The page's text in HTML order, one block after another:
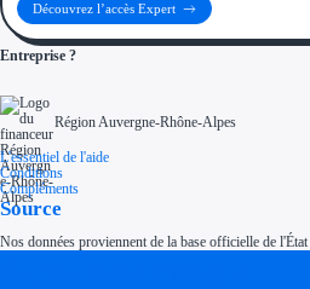
Découvrez l’accès Expert
Entreprise ?
Région Auvergne-Rhône-Alpes
L'essentiel de l'aide
Conditions
Compléments
Source
Nos données proviennent de la base officielle de